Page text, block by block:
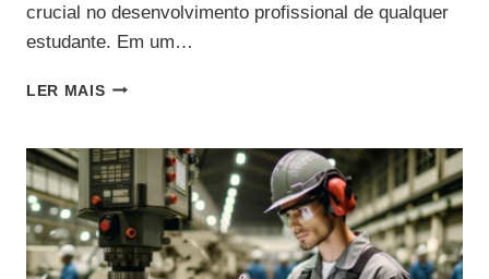
crucial no desenvolvimento profissional de qualquer
estudante. Em um…
LER MAISCOMO
NA
ENTREVISTA
DE
ESTÁGIO:
GUIA
PARA